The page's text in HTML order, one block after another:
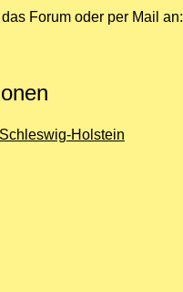
Forum oder per Mail an:
Schleswig-Holstein